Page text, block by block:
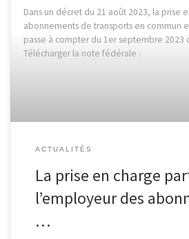
Dans un décret du 21 août 2023, la prise
abonnements de transports en commun
passe à compter du 1er septembre 2023
Télécharger la note fédérale :
ACTUALITÉS
La prise en charge
l’employeur des
…